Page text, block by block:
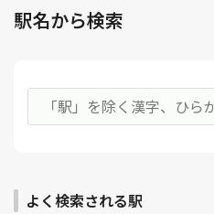
駅名から検索
よく検索される駅